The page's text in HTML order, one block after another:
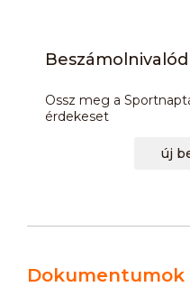
Beszámolnivalód
Ossz meg a
érdekeset
új
Dokumentumok